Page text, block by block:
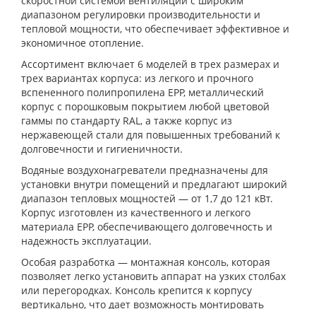
диапазоном регулировки производительности и
тепловой мощности, что обеспечивает эффективное и
экономичное отопление.
Ассортимент включает 6 моделей в трех размерах и
трех вариантах корпуса: из легкого и прочного
вспененного полипропилена EPP, металлический
корпус с порошковым покрытием любой цветовой
гаммы по стандарту RAL, а также корпус из
нержавеющей стали для повышенных требований к
долговечности и гигиеничности.
Водяные воздухонагреватели предназначены для
установки внутри помещений и предлагают широкий
диапазон тепловых мощностей — от 1,7 до 121 кВт.
Корпус изготовлен из качественного и легкого
материала EPP, обеспечивающего долговечность и
надежность эксплуатации.
Особая разработка — монтажная консоль, которая
позволяет легко установить аппарат на узких столбах
или перегородках. Консоль крепится к корпусу
вертикально, что дает возможность монтировать